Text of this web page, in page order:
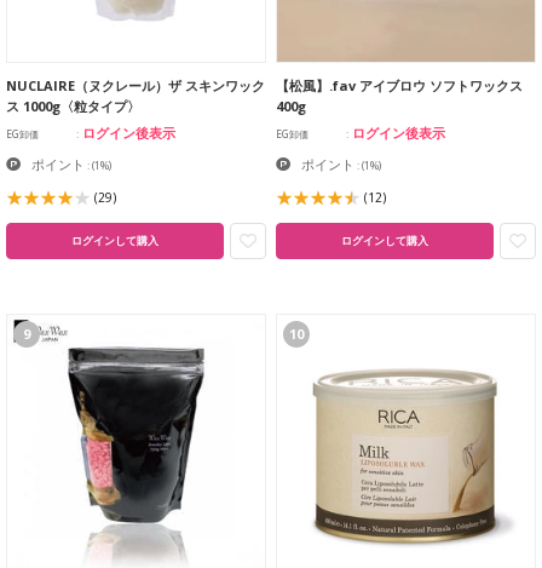
NUCLAIRE（ヌクレール）ザ スキンワック
ス 1000g〈粒タイプ〉
EG卸価 ログイン後表示
ポイント :(1%)
(29)
ログインして購入
【松風】.fav アイブロウ ソフトワックス
400g
EG卸価 ログイン後表示
ポイント :(1%)
(12)
ログインして購入
9 10